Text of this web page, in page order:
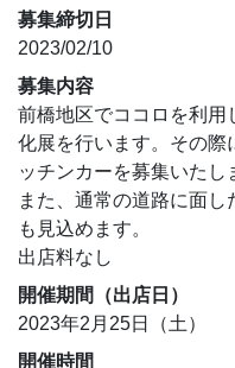
募集締切日
2023/02/10
募集内容
前橋地区でココロを利用
化展を行います。その際
ッチンカーを募集いたし
また、通常の道路に面
も見込めます。
出店料なし
開催期間（出店日）
2023年2月25日（土）
開催時間